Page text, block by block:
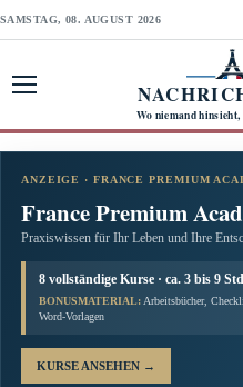
SAMSTAG, 08. AUGUST 2026
Wo niemand
ANZEIGE · FRANCE PREMIUM
France Premium
Praxiswissen für Ihr Leben und Ihre
8 vollständige Kurse · ca. 3 bis 9
BONUSMATERIAL: Arbeitsbücher,
Word-Vorlagen
KURSE ANSEHEN →